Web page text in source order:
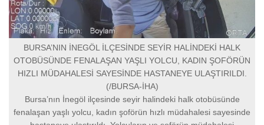
BURSA’NIN İNEGÖL İLÇESİNDE SEYİR HALİNDEKİ HALK
OTOBÜSÜNDE FENALAŞAN YAŞLI YOLCU, KADIN ŞOFÖRÜN
HIZLI MÜDAHALESİ SAYESİNDE HASTANEYE ULAŞTIRILDI.
(/BURSA-İHA)
Bursa’nın İnegöl ilçesinde seyir halindeki halk otobüsünde
fenalaşan yaşlı yolcu, kadın şoförün hızlı müdahalesi sayesinde